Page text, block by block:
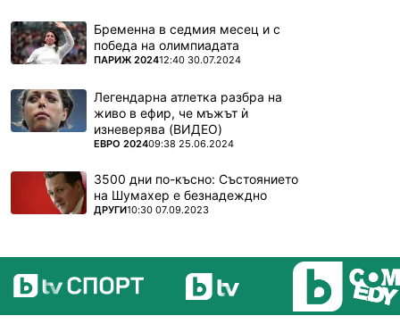
Бременна в седмия месец и с
победа на олимпиадата
ПОВЕЧЕ ОТ
ПАРИЖ 202412:40 30.07.2024
Легендарна атлетка разбра на
живо в ефир, че мъжът ѝ
изневерява (ВИДЕО)
ПОВЕЧЕ ОТ
ЕВРО 202409:38 25.06.2024
3500 дни по-късно: Състоянието
на Шумахер е безнадеждно
ПОВЕЧЕ ОТ
ДРУГИ10:30 07.09.2023